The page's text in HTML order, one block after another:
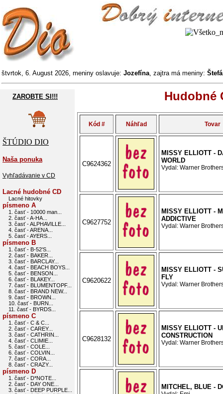
štvrtok, 6. August 2026, meniny oslavuje: Jozefína, zajtra má meniny:
ZAROBTE SI!!!
ŠTÚDIO DIO
Naša ponuka
Vyhľadávanie v CD
Lacné hudobné CD
Lacné hitovky
písmeno A
1. časť - 10000 man...
2. časť - A-HA...
3. časť - ALPHAVILLE...
4. časť - ARENA...
5. časť - AYERS...
písmeno B
1. časť - B-52'S...
2. časť - BAKER...
3. časť - BARCLAY...
4. časť - BEACH BOYS...
5. časť - BENSON...
6. časť - BLAKEY...
7. časť - BLUMENTOPF...
8. časť - BRAND NEW...
9. časť - BROWN...
10. časť - BURN...
11. časť - BYRDS...
písmeno C
1. časť - C & C...
2. časť - CAREY...
3. časť - CATHRIN...
4. časť - CLIMIE...
5. časť - COLE...
6. časť - COLVIN...
7. časť - CORA...
8. časť - CRAZY...
písmeno D
1. časť - D*NOTE...
2. časť - DAY ONE...
3. časť - DEEP PURPLE...
Hudobné
Kód # Náhľad Tovar
C9624362
MISSY ELLIOTT -
WORLD
Vydal: Warner
C9627752
MISSY ELLIOTT -
ADDICTIVE
Vydal: Warner
C9620622
MISSY ELLIOTT -
FLY
Vydal: Warner
C9628132
MISSY ELLIOTT -
CONSTRUCTION
Vydal: Warner
MITCHEL, BLUE -